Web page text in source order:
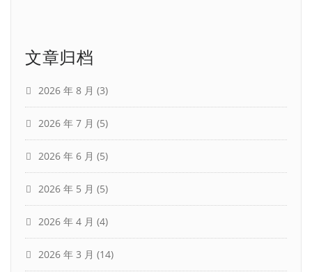
文章归档
2026 年 8 月 (3)
2026 年 7 月 (5)
2026 年 6 月 (5)
2026 年 5 月 (5)
2026 年 4 月 (4)
2026 年 3 月 (14)